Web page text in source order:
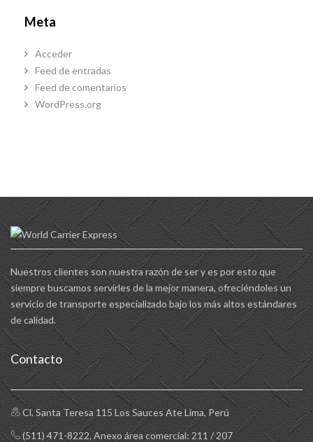
Meta
Acceder
Feed de entradas
Feed de comentarios
WordPress.org
Nuestros clientes son nuestra razón de ser y es por esto que
siempre buscamos servirles de la mejor manera, ofreciéndoles un
servicio de transporte especializado bajo los más altos estándares
de calidad.
Contacto
Cl. Santa Teresa 115 Los Sauces Ate Lima, Perú
(511) 471-8222, Anexo área comercial: 211 / 207